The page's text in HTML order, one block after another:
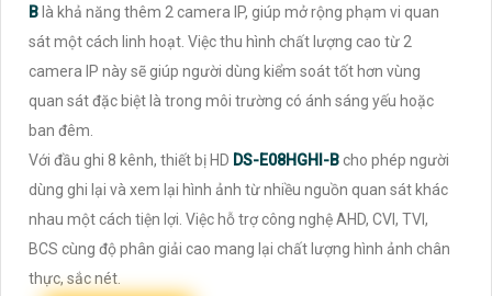
B là khả năng thêm 2 camera IP, giúp mở rộng phạm vi quan
sát một cách linh hoạt. Việc thu hình chất lượng cao từ 2
camera IP này sẽ giúp người dùng kiểm soát tốt hơn vùng
quan sát đặc biệt là trong môi trường có ánh sáng yếu hoặc
ban đêm.
Với đầu ghi 8 kênh, thiết bị HD DS-E08HGHI-Bcho phép người
dùng ghi lại và xem lại hình ảnh từ nhiều nguồn quan sát khác
nhau một cách tiện lợi. Việc hỗ trợ công nghệ AHD, CVI, TVI,
BCS cùng độ phân giải cao mang lại chất lượng hình ảnh chân
thực, sắc nét.